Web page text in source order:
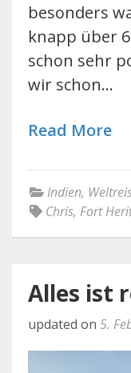
besonders
knapp über
schon sehr
wir schon…
Read More
Indien,
Chris, Fort
Alles ist
updated on 5.